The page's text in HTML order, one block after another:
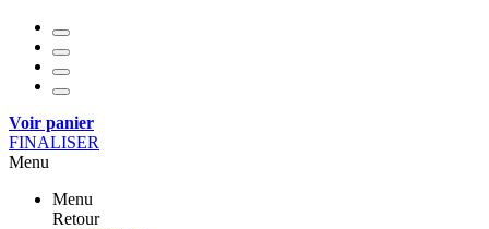
Voir panier
FINALISER
Menu
Menu
Retour